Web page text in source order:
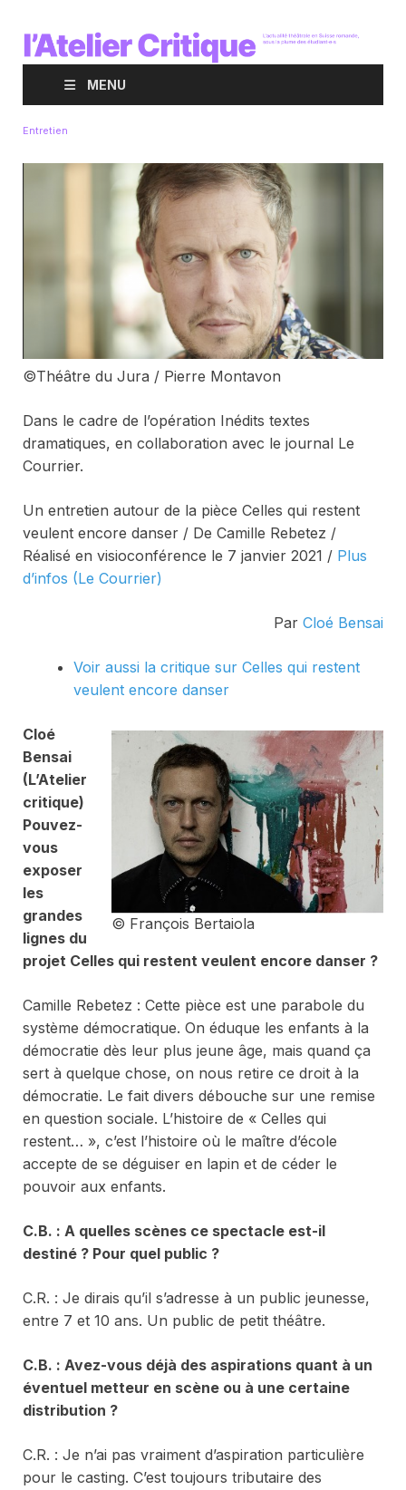
MENU
Entretien
©Théâtre du Jura / Pierre Montavon
Dans le cadre de l’opération Inédits textes
dramatiques, en collaboration avec le journal Le
Courrier.
Un entretien autour de la pièce Celles qui restent
veulent encore danser / De Camille Rebetez /
Réalisé en visioconférence le 7 janvier 2021 / Plus
d’infos (Le Courrier)
Par Cloé Bensai
Voir aussi la critique sur Celles qui restent
veulent encore danser
© François Bertaiola
Cloé
Bensai
(L’Atelier
critique)
Pouvez-
vous
exposer
les
grandes
lignes du
projet Celles qui restent veulent encore danser ?
Camille Rebetez : Cette pièce est une parabole du
système démocratique. On éduque les enfants à la
démocratie dès leur plus jeune âge, mais quand ça
sert à quelque chose, on nous retire ce droit à la
démocratie. Le fait divers débouche sur une remise
en question sociale. L’histoire de « Celles qui
restent… », c’est l’histoire où le maître d’école
accepte de se déguiser en lapin et de céder le
pouvoir aux enfants.
C.B. : A quelles scènes ce spectacle est-il
destiné ? Pour quel public ?
C.R. : Je dirais qu’il s’adresse à un public jeunesse,
entre 7 et 10 ans. Un public de petit théâtre.
C.B. : Avez-vous déjà des aspirations quant à un
éventuel metteur en scène ou à une certaine
distribution ?
C.R. : Je n’ai pas vraiment d’aspiration particulière
pour le casting. C’est toujours tributaire des